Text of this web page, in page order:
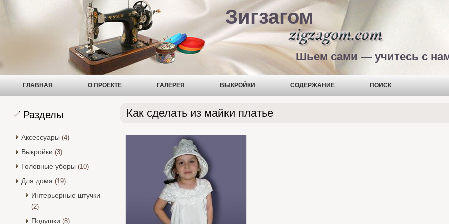
Зигзагом
Шьем сами — учитесь с
ГЛАВНАЯ О ПРОЕКТЕ ГАЛЕРЕЯ ВЫКРОЙКИ СОДЕРЖАНИЕ ПОИСК
Разделы
Аксессуары (4)
Выкройки (3)
Головные уборы (10)
Для дома (19)
Интерьерные штучки
(2)
Подушки (8)
Как сделать из майки платье